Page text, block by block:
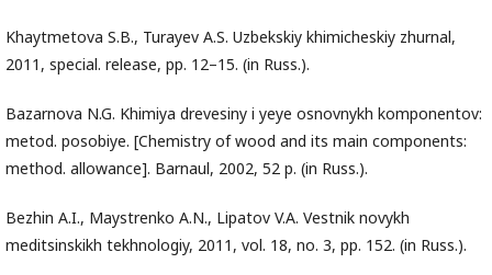
Khaytmetova S.B., Turayev A.S. Uzbekskiy khimicheskiy zhurnal,
2011, special. release, pp. 12–15. (in Russ.).
Bazarnova N.G. Khimiya drevesiny i yeye osnovnykh komponentov:
metod. posobiye. [Chemistry of wood and its main components:
method. allowance]. Barnaul, 2002, 52 p. (in Russ.).
Bezhin A.I., Maystrenko A.N., Lipatov V.A. Vestnik novykh
meditsinskikh tekhnologiy, 2011, vol. 18, no. 3, pp. 152. (in Russ.).